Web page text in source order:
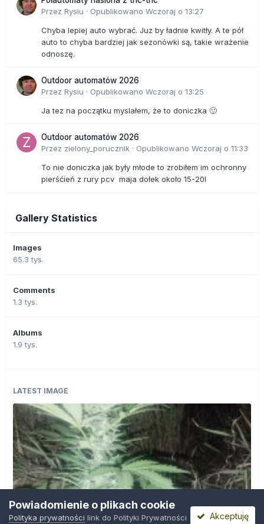
Przez Rysiu · Opublikowano Wczoraj o 13:27
Chyba lepiej auto wybrać. Juz by ładnie kwitły. A te pół
auto to chyba bardziej jak sezonówki są, takie wrażenie
odnoszę.
Outdoor automatów 2026
Przez Rysiu · Opublikowano Wczoraj o 13:25
Ja tez na początku myslałem, że to doniczka 🙂
Outdoor automatów 2026
Przez zielony_porucznik · Opublikowano Wczoraj o 11:33
To nie doniczka jak były młode to zrobiłem im ochronny
pierśćień z rury pcv maja dołek około 15-20l
Gallery Statistics
Images
65.3 tys.
Comments
1.3 tys.
Albums
1.9 tys.
LATEST IMAGE
Powiadomienie o plikach cookie
Polityka prywatności link do Polityki Prywatności Akceptuję